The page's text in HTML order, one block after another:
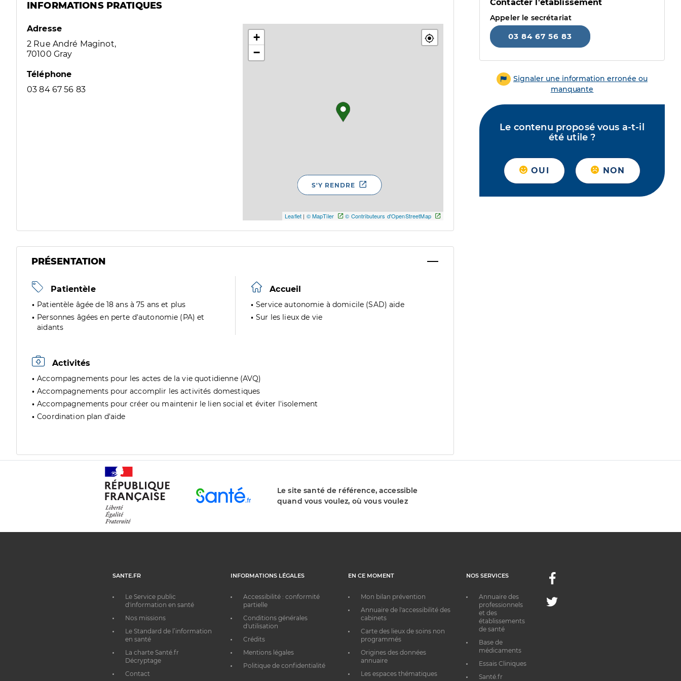
INFORMATIONS PRATIQUES
Adresse
2 Rue André Maginot,
70100 Gray
Téléphone
03 84 67 56 83
+
−
Leaflet | © MapTiler © Contributeurs d'OpenStreetMap
S'Y RENDRE
PRÉSENTATION
Patientèle
Patientèle âgée de 18 ans à 75 ans et plus
Personnes âgées en perte d'autonomie (PA) et
aidants
Accueil
Service autonomie à domicile (SAD) aide
Sur les lieux de vie
Activités
Accompagnements pour les actes de la vie quotidienne (AVQ)
Accompagnements pour accomplir les activités domestiques
Accompagnements pour créer ou maintenir le lien social et éviter l'isolement
Coordination plan d'aide
Contacter l'établissement
Appeler le secrétariat
03 84 67 56 83
Signaler une information erronée ou
manquante
Le contenu proposé vous a-t-il
été utile ?
OUI NON
Le site santé de référence, accessible
quand vous voulez, où vous voulez
SANTE.FR
Le Service public
d'information en santé
Nos missions
Le Standard de l’information
en santé
La charte Santé.fr
Décryptage
Contact
INFORMATIONS LÉGALES
Accessibilité : conformité
partielle
Conditions générales
d'utilisation
Crédits
Mentions légales
Politique de confidentialité
EN CE MOMENT
Mon bilan prévention
Annuaire de l'accessibilité des
cabinets
Carte des lieux de soins non
programmés
Origines des données
annuaire
Les espaces thématiques
NOS SERVICES
Annuaire des
professionnels
et des
établissements
de santé
Base de
médicaments
Essais Cliniques
Santé.fr
Facebook
Twitter